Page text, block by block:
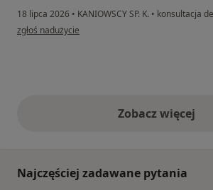
18 lipca 2026 • KANIOWSCY SP. K. • konsultacja
w opinii użytkownika Basia
zgłoś nadużycie
Zobacz więcej
opinie
Najczęściej zadawane pytania